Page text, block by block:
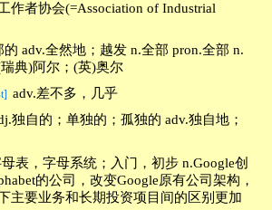
作者协会(=Association of Industrial
的 adv.全然地；越发 n.全部 pron.全部 n.
典)阿尔；(英)奥尔
adv.差不多，几乎
独自的；单独的；孤独的 adv.独自地；
表，字母系统；入门，初步 n.Google创
的公司，改变Google原有公司架构，
主要业务和长期投资项目间的区别更加